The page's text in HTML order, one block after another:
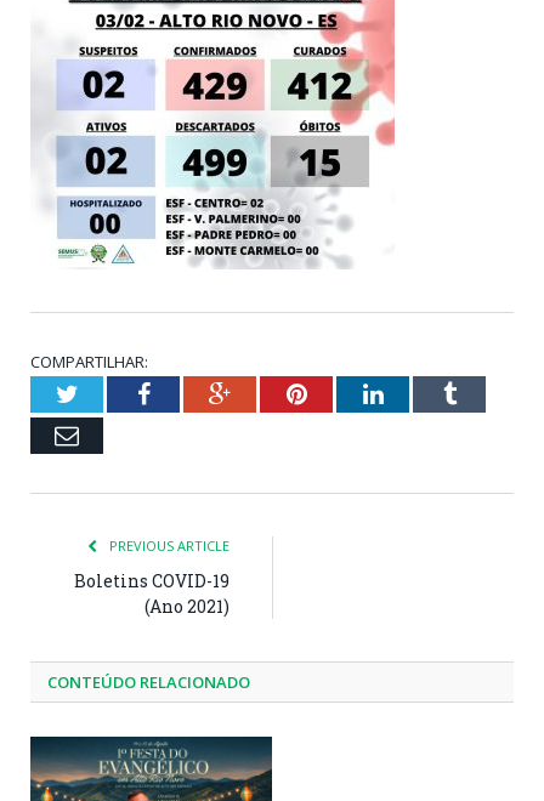
COMPARTILHAR:
TwitterFacebookGoogle+PinterestLinkedInTumblr
Email
PREVIOUS ARTICLE
Boletins COVID-19
(Ano 2021)
CONTEÚDO RELACIONADO